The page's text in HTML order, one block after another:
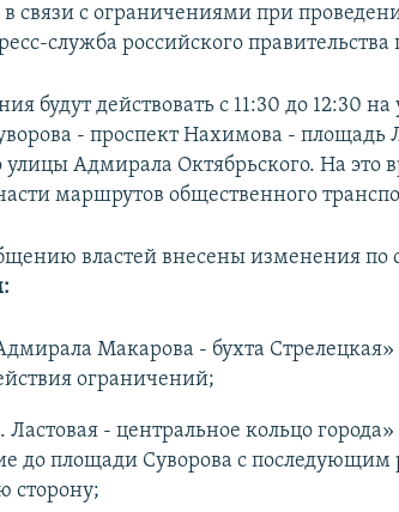
в связи с ограничениями при
служба российского правительства
будут действовать с 11:30 до 12:30
- проспект Нахимова - площадь
Адмирала Октябрьского. На это
маршрутов общественного
властей внесены изменения
Макарова - бухта
ограничений;
- центральное кольцо города»
до площади Суворова с последующим
сторону;